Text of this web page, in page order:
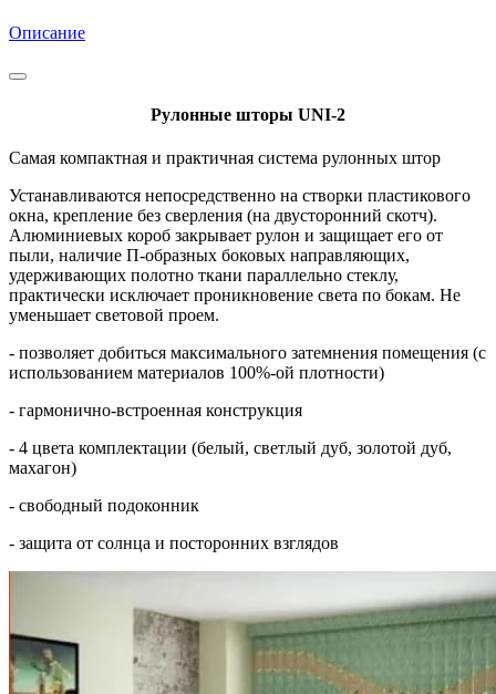
Описание
Рулонные шторы UNI-2
Самая компактная и практичная система рулонных штор
Устанавливаются непосредственно на створки пластикового
окна, крепление без сверления (на двусторонний скотч).
Алюминиевых короб закрывает рулон и защищает его от
пыли, наличие П-образных боковых направляющих,
удерживающих полотно ткани параллельно стеклу,
практически исключает проникновение света по бокам. Не
уменьшает световой проем.
- позволяет добиться максимального затемнения помещения (с
использованием материалов 100%-ой плотности)
- гармонично-встроенная конструкция
- 4 цвета комплектации (белый, светлый дуб, золотой дуб,
махагон)
- свободный подоконник
- защита от солнца и посторонних взглядов